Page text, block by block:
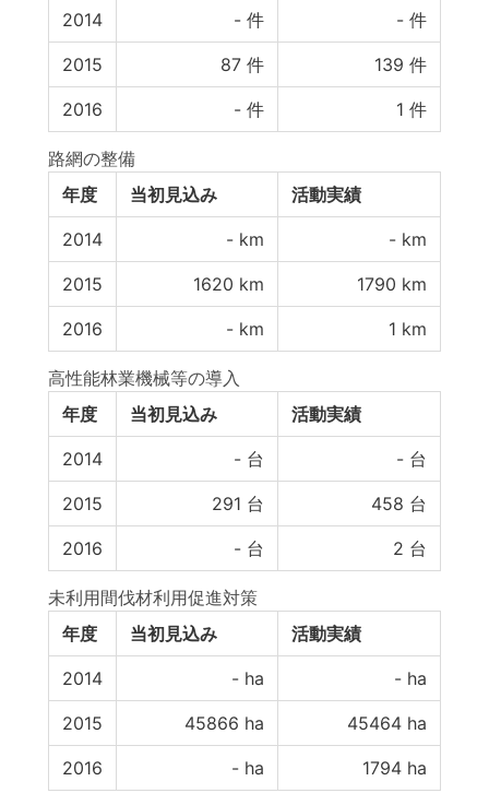
2014 - 件 - 件
2015 87 件 139 件
2016 - 件 1 件
路網の整備
年度
当初見込み 活動実績
2014 - km - km
2015 1620 km 1790 km
2016 - km 1 km
高性能林業機械等の導入
年度
当初見込み 活動実績
2014 - 台 - 台
2015 291 台 458 台
2016 - 台 2 台
未利用間伐材利用促進対策
年度
当初見込み 活動実績
2014 - ha - ha
2015 45866 ha 45464 ha
2016 - ha 1794 ha